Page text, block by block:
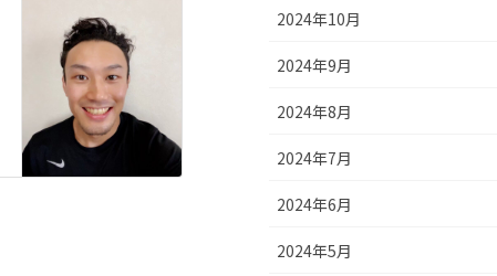
2024年10月
2024年9月
2024年8月
2024年7月
2024年6月
2024年5月